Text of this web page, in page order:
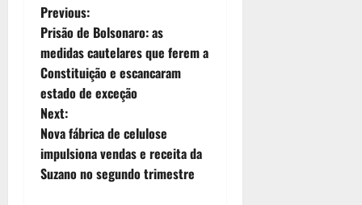
Previous:
Prisão de Bolsonaro: as
medidas cautelares que ferem a
Constituição e escancaram
estado de exceção
Next:
Nova fábrica de celulose
impulsiona vendas e receita da
Suzano no segundo trimestre